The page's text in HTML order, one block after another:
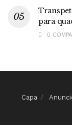
para
0
Capa